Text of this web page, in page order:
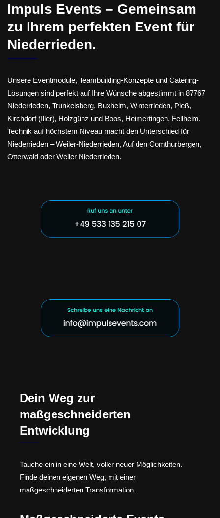
Impuls Events – Gemeinsam
zu Ihrem perfekten Event für
Niederrieden.
Unsere Eventmodule, Teambuilding-Konzepte und Catering-
Lösungen sind perfekt auf Ihre Wünsche abgestimmt in 87767
Niederrieden, Trunkelsberg, Buxheim, Winterrieden, Pleß,
Kirchdorf (Iller), Holzgünz und Boos, Heimertingen, Fellheim.
Technik auf höchstem Niveau macht den Unterschied für
Niederrieden – Weiler-Niederrieden, Auf den Comthurbergen,
Otterwald oder Weiler Niederrieden.
Dein Weg zur
maßgeschneiderten
Entwicklung
Tauche ein in eine Welt, voller neuer Möglichkeiten.
Finde deinen eigenen Weg, mit einer
maßgeschneiderten Transformation.